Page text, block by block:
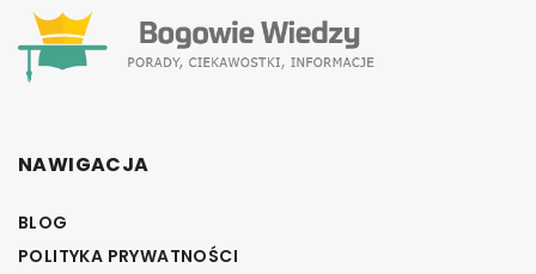
NAWIGACJA
BLOG
POLITYKA PRYWATNOŚCI